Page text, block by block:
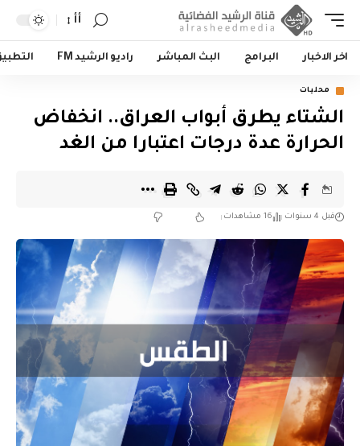
أأ
اخر الاخبار البرامج البث المباشر راديو الرشيد FM
محليات
الشتاء يطرق أبواب العراق.. انخفاض
الحرارة عدة درجات اعتبارا من الغد
قبل 4 سنوات 16 مشاهدات